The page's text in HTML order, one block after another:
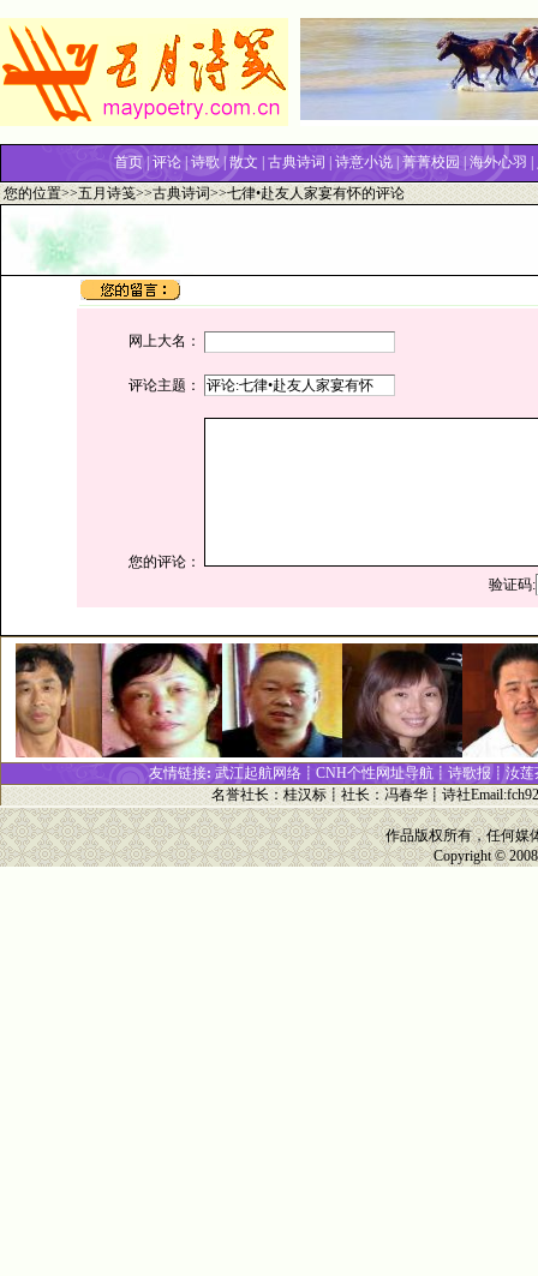
首页 评论 诗歌 |散文 古典诗词 诗意小说 菁菁校园| 海外心羽
您的位置>>五月诗笺>>古典诗词>>七律•赴友人家宴有怀的评论
网上大名：
评论主题：
您的评论：
验证码:
友情链接: 武江起航网络┋ CNH个性网址导航┋ 诗歌报┋汝莲
名誉社长：桂汉标┋社长：冯春华┋诗社Email:
作品版权所有，任何媒
Copyright ©